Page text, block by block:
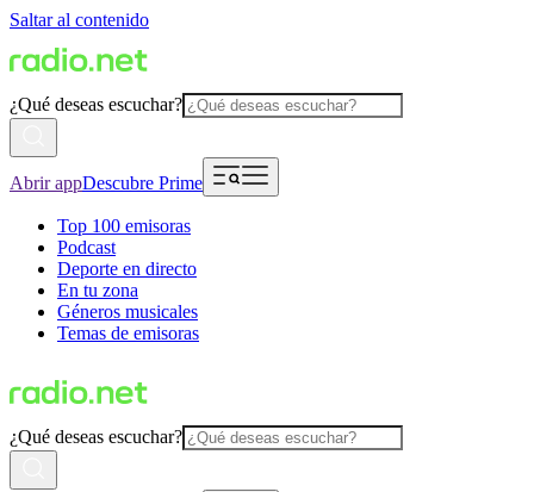
Saltar al contenido
¿Qué deseas escuchar?
Abrir appDescubre Prime
Top 100 emisoras
Podcast
Deporte en directo
En tu zona
Géneros musicales
Temas de emisoras
¿Qué deseas escuchar?